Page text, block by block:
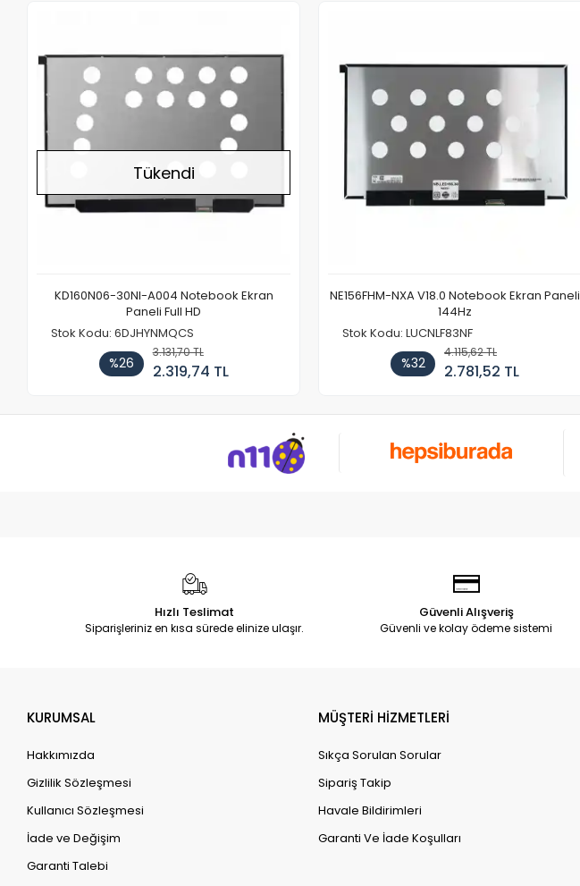
Tükendi
KD160N06-30NI-A004 Notebook Ekran
Paneli Full HD
Stok Kodu: 6DJHYNMQCS
%26
3.131,70 TL
2.319,74 TL
NE156FHM-NXA V18.0 Notebook Ekran Paneli
144Hz
Stok Kodu: LUCNLF83NF
%32
4.115,62 TL
2.781,52 TL
Hızlı Teslimat
Siparişleriniz en kısa sürede elinize ulaşır.
Güvenli Alışveriş
Güvenli ve kolay ödeme sistemi
KURUMSAL
Hakkımızda
Gizlilik Sözleşmesi
Kullanıcı Sözleşmesi
İade ve Değişim
Garanti Talebi
MÜŞTERİ HİZMETLERİ
Sıkça Sorulan Sorular
Sipariş Takip
Havale Bildirimleri
Garanti Ve İade Koşulları